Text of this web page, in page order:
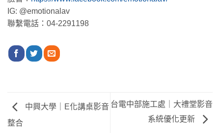
IG: @emotionalav
聯繫電話：04-2291198
中興大學｜E化講桌影音
整合
台電中部施工處｜大禮堂影音
系統優化更新